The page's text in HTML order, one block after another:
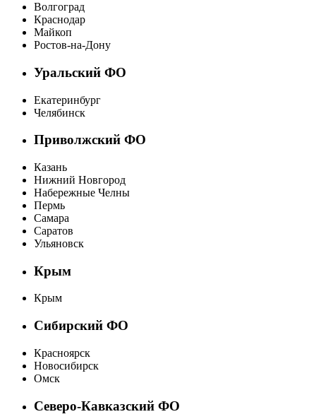
Волгоград
Краснодар
Майкоп
Ростов-на-Дону
Уральский ФО
Екатеринбург
Челябинск
Приволжский ФО
Казань
Нижний Новгород
Набережные Челны
Пермь
Самара
Саратов
Ульяновск
Крым
Крым
Сибирский ФО
Красноярск
Новосибирск
Омск
Северо-Кавказский ФО